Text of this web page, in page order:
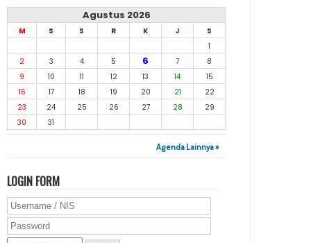
Agustus 2026
M S S R K J
S
1
2
3 4 5 6 7
8
9
10 11 12 13 14
15
16
17 18 19 20 21
22
23
24 25 26 27 28
29
30
31
Agenda Lainnya »
LOGIN FORM